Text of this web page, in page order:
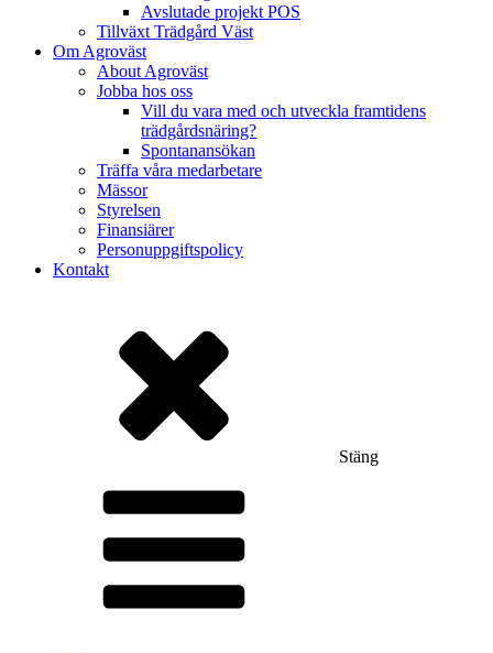
Avslutade projekt POS
Tillväxt Trädgård Väst
Om Agroväst
About Agroväst
Jobba hos oss
Vill du vara med och utveckla framtidens
trädgårdsnäring?
Spontanansökan
Träffa våra medarbetare
Mässor
Styrelsen
Finansiärer
Personuppgiftspolicy
Kontakt
Stäng